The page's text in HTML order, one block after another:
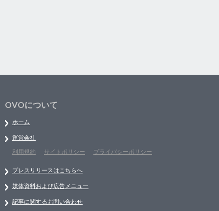
OVOについて
ホーム
運営会社
利用規約
サイトポリシー プライバシーポリシー
プレスリリースはこちらへ
媒体資料および広告メニュー
記事に関するお問い合わせ